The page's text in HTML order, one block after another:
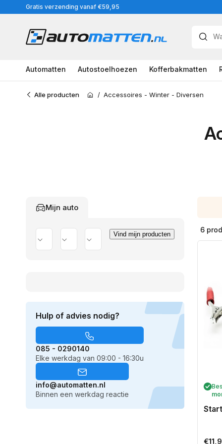
naar
Gratis verzending vanaf €59,95
Automatten Autostoelhoezen Kofferbakmatten
Home
Alle producten / Accessoires - Winter - Diversen
Mijn auto
Model Uitvoering
Vind mijn producten
Hulp of advies nodig?
085 - 0290140
Elke werkdag van 09:00 - 16:30u
info@automatten.nl
Binnen een werkdag reactie
6